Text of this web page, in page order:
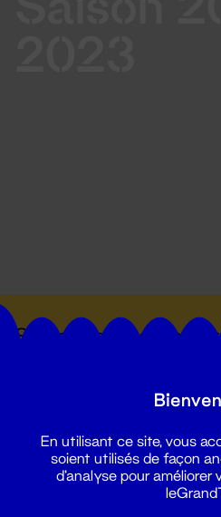
Suivez toutes les
En utilisant ce site, vous
soient utilisés de façon
d'analyse pour améliorer